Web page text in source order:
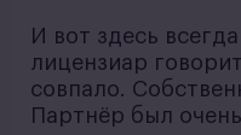
И вот здесь
лицензиар
совпало.
Партнёр был